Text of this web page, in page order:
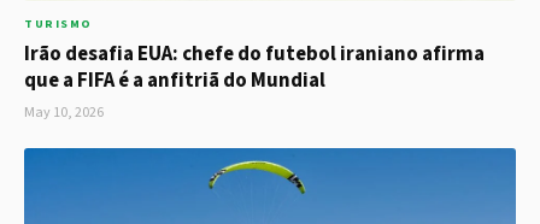
TURISMO
Irão desafia EUA: chefe do futebol iraniano afirma
que a FIFA é a anfitriã do Mundial
May 10, 2026